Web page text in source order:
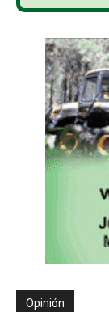
Opinión